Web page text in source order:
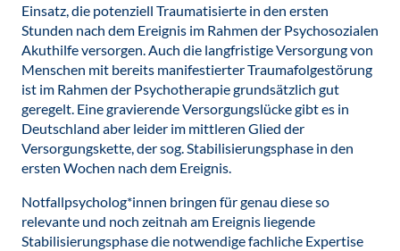
Einsatz, die potenziell Traumatisierte in den ersten
Stunden nach dem Ereignis im Rahmen der Psychosozialen
Akuthilfe versorgen. Auch die langfristige Versorgung von
Menschen mit bereits manifestierter Traumafolgestörung
ist im Rahmen der Psychotherapie grundsätzlich gut
geregelt. Eine gravierende Versorgungslücke gibt es in
Deutschland aber leider im mittleren Glied der
Versorgungskette, der sog. Stabilisierungsphase in den
ersten Wochen nach dem Ereignis.
Notfallpsycholog*innen bringen für genau diese so
relevante und noch zeitnah am Ereignis liegende
Stabilisierungsphase die notwendige fachliche Expertise